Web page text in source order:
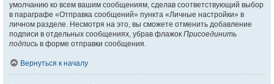
умолчанию ко всем вашим сообщениям, сделав соответствующий выбор
в параграфе «Отправка сообщений» пункта «Личные настройки» в
личном разделе. Несмотря на это, вы сможете отменить добавление
подписи в отдельных сообщениях, убрав флажок Присоединить
подпись в форме отправки сообщения.
Вернуться к началу